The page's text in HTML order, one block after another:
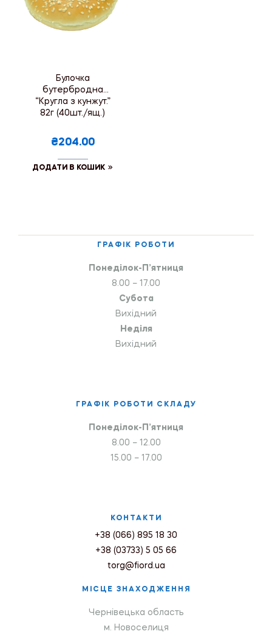
Булочка
бутербродна
“Кругла з кунжут.”
82г (40шт./ящ.)
₴204.00
ДОДАТИ В КОШИК
ГРАФІК РОБОТИ
Понеділок-П’ятниця
8.00 – 17.00
Субота
Вихідний
Неділя
Вихідний
ГРАФІК РОБОТИ СКЛАДУ
Понеділок-П’ятниця
8.00 – 12.00
15.00 – 17.00
КОНТАКТИ
+38 (066) 895 18 30
+38 (03733) 5 05 66
torg@fiord.ua
МІСЦЕ ЗНАХОДЖЕННЯ
Чернівецька область
м. Новоселиця